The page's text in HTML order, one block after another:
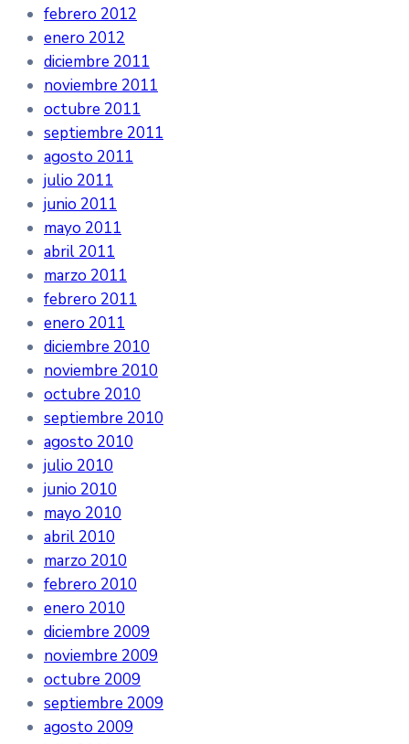
febrero 2012
enero 2012
diciembre 2011
noviembre 2011
octubre 2011
septiembre 2011
agosto 2011
julio 2011
junio 2011
mayo 2011
abril 2011
marzo 2011
febrero 2011
enero 2011
diciembre 2010
noviembre 2010
octubre 2010
septiembre 2010
agosto 2010
julio 2010
junio 2010
mayo 2010
abril 2010
marzo 2010
febrero 2010
enero 2010
diciembre 2009
noviembre 2009
octubre 2009
septiembre 2009
agosto 2009